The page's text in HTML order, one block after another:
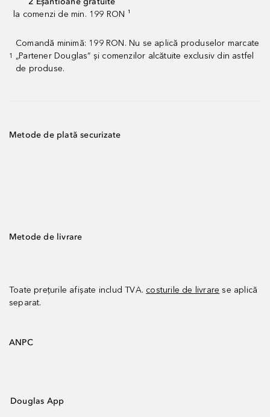
la comenzi de min. 199 RON ¹
1
Comandă minimă: 199 RON. Nu se aplică produselor marcate
„Partener Douglas” și comenzilor alcătuite exclusiv din astfel
de produse.
Metode de plată securizate
Metode de livrare
Toate prețurile afișate includ TVA. costurile de livrare se aplică
separat.
ANPC
Douglas App